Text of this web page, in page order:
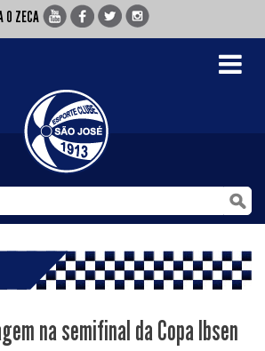
O ZECA
Toggle
na semifinal da Copa Ibsen